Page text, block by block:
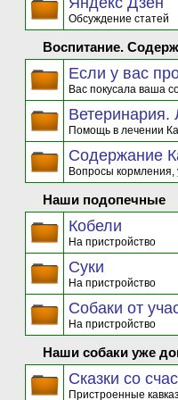
Обсуждение статей
Воспитание.
Если у вас
Вас покусала ваша
Помощь в лечении
Содержание
Вопросы кормления,
Наши подопечные
Кобели
На пристройство
Суки
На пристройство
Собаки от
На пристройство
Наши собаки уже
Сказки со
Пристроенные